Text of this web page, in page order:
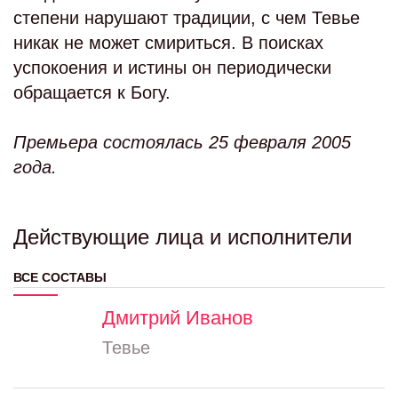
степени нарушают традиции, с чем Тевье
никак не может смириться. В поисках
успокоения и истины он периодически
обращается к Богу.
Премьера состоялась 25 февраля 2005
года.
Действующие лица и исполнители
ВСЕ СОСТАВЫ
Дмитрий Иванов
Тевье